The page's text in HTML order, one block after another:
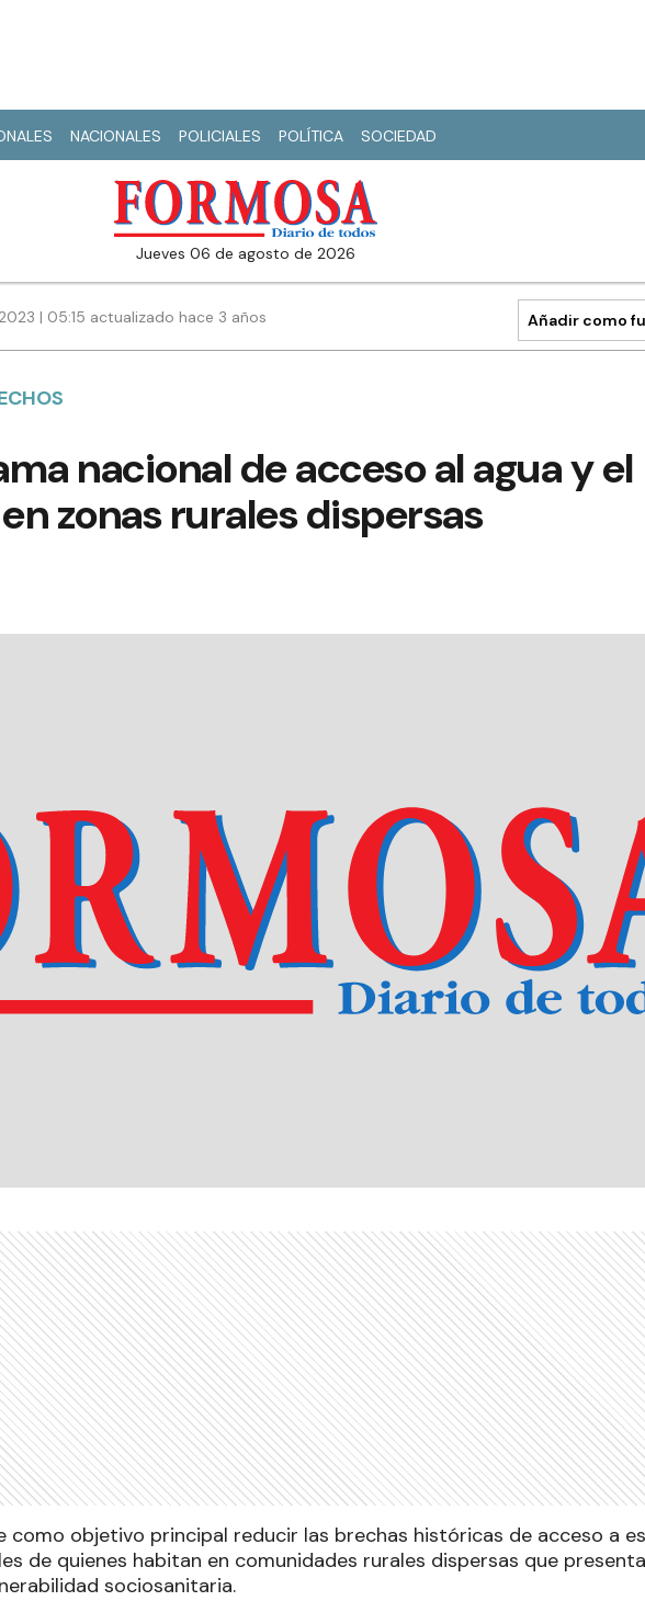
NACIONALES POLICIALES POLÍTICA SOCIEDAD
jueves 06 de agosto de 2026
| 05:15 actualizado hace 3 años Añadir como
nacional de acceso al agua y el
zonas rurales dispersas
como objetivo principal reducir las brechas históricas de acceso a
de quienes habitan en comunidades rurales dispersas que
sociosanitaria.